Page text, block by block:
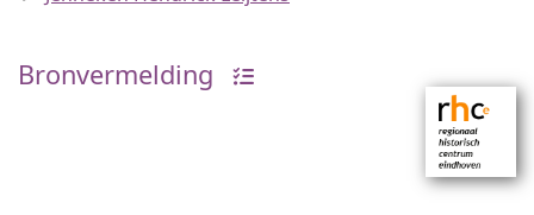
Bronvermelding